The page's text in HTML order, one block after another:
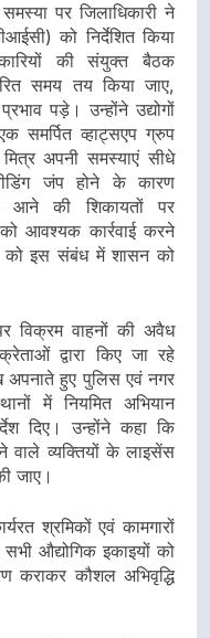
पर जिलाधिकारी ने
को निर्देशित किया
की संयुक्त बैठक
समय तय किया जाए,
पड़े। उन्होंने उद्योगों
समर्पित व्हाट्सएप ग्रुप
अपनी समस्याएं सीधे
जंप होने के कारण
आने की शिकायतों पर
को आवश्यक कार्रवाई करने
को इस संबंध में शासन को
विक्रम वाहनों की अवैध
द्वारा किए जा रहे
अपनाते हुए पुलिस एवं नगर
में नियमित अभियान
दिए। उन्होंने कहा कि
वाले व्यक्तियों के लाइसेंस
जाए।
श्रमिकों एवं कामगारों
औद्योगिक इकाइयों को
कराकर कौशल अभिवृद्धि